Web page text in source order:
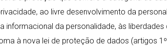
ao livre desenvolvimento da
informacional da personalidade, às
à nova lei de proteção de dados (artigos 1º